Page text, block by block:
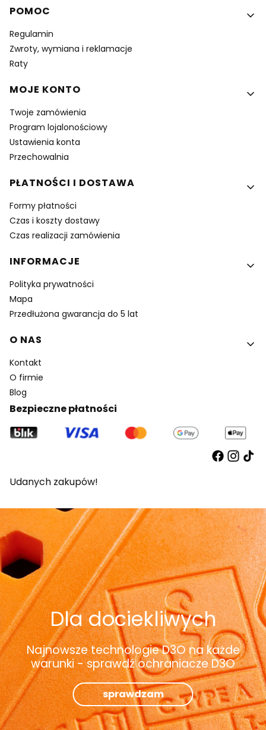
Linki w stopce
POMOC
Regulamin
Zwroty, wymiana i reklamacje
Raty
MOJE KONTO
Twoje zamówienia
Program lojalonościowy
Ustawienia konta
Przechowalnia
PŁATNOŚCI I DOSTAWA
Formy płatności
Czas i koszty dostawy
Czas realizacji zamówienia
INFORMACJE
Polityka prywatności
Mapa
Przedłużona gwarancja do 5 lat
O NAS
Kontakt
O firmie
Blog
Bezpieczne płatności
Udanych zakupów!
Dla dociekliwych
Najnowsze technologie D3O na każde
warunki - sprawdź ochraniacze D3O
sprawdzam